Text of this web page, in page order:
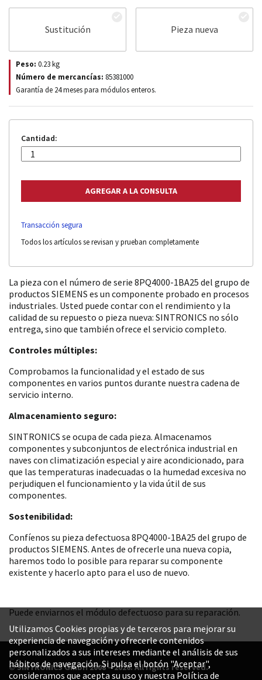
Sustitución Pieza nueva
Peso: 0.23kg
Número de mercancías: 85381000
Garantía de 24 meses para módulos enteros.
Cantidad:
Transacción segura
Todos los artículos se revisan y prueban completamente
La pieza con el número de serie 8PQ4000-1BA25 del grupo de
productos SIEMENS es un componente probado en procesos
industriales. Usted puede contar con el rendimiento y la
calidad de su repuesto o pieza nueva: SINTRONICS no sólo
entrega, sino que también ofrece el servicio completo.
Controles múltiples:
Comprobamos la funcionalidad y el estado de sus
componentes en varios puntos durante nuestra cadena de
servicio interno.
Almacenamiento seguro:
SINTRONICS se ocupa de cada pieza. Almacenamos
componentes y subconjuntos de electrónica industrial en
naves con climatización especial y aire acondicionado, para
que las temperaturas inadecuadas o la humedad excesiva no
perjudiquen el funcionamiento y la vida útil de sus
componentes.
Sostenibilidad:
Confíenos su pieza defectuosa 8PQ4000-1BA25 del grupo de
productos SIEMENS. Antes de ofrecerle una nueva copia,
haremos todo lo posible para reparar su componente
existente y hacerlo apto para el uso de nuevo.
Puede enviarnos el módulo defectuoso para su reparación.
© SINTRONICS GmbH 2008 – 2026. All rights reserved.
Utilizamos Cookies propias y de terceros para mejorar su
experiencia de navegación y ofrecerle contenidos
personalizados a sus intereses mediante el análisis de sus
hábitos de navegación. Si pulsa el botón "Aceptar",
consideramos que acepta su uso y nuestra Política de